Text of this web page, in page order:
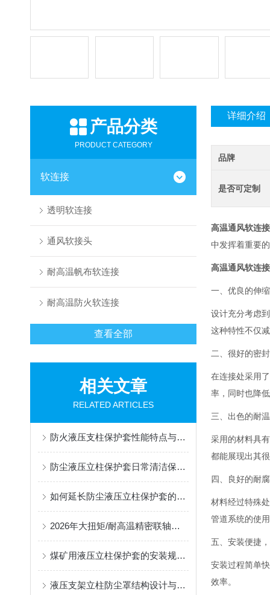
产品分类
PRODUCT CATEGORY
软连接
透明软连接
通风软接头
耐高温帆布软连接
耐高温防火软连接
查看全部
相关文章
RELATED ARTICLES
防火液压支柱保护套性能特点与阻燃防护应用
防尘液压立柱保护套日常清洁保养与更换规范
如何延长防尘液压立柱保护套的使用寿命？
2026年大扭矩/耐高温精密联轴器定制找哪家？能实现精准定制的优质厂家盘点
煤矿用液压立柱保护套的安装规范与使用寿命提升方案
液压支架立柱防尘罩结构设计与密封防护原理
详细介绍
品牌
是否可定制
高温通风软连
中发挥着重要
高温通风软连
一、优良的伸
设计充分考虑
这种特性不仅
二、 很好的密
在连接处采用
率，同时也降
三、出色的耐
采用的材料具
都能展现出其
四、良好的耐
材料经过特殊
管道系统的使
五、安装便捷
安装过程简单
效率。